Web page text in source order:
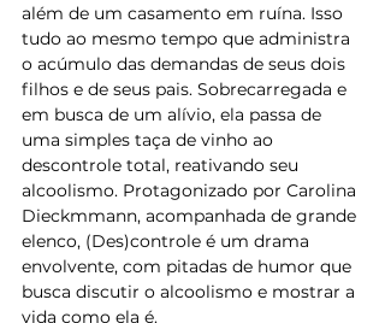
além de um casamento em ruína. Isso
tudo ao mesmo tempo que administra
o acúmulo das demandas de seus dois
filhos e de seus pais. Sobrecarregada e
em busca de um alívio, ela passa de
uma simples taça de vinho ao
descontrole total, reativando seu
alcoolismo. Protagonizado por Carolina
Dieckmmann, acompanhada de grande
elenco, (Des)controle é um drama
envolvente, com pitadas de humor que
busca discutir o alcoolismo e mostrar a
vida como ela é.